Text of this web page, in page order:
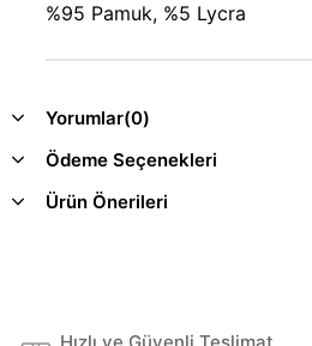
%95 Pamuk, %5 Lycra
Yorumlar(0)
Ödeme Seçenekleri
Ürün Önerileri